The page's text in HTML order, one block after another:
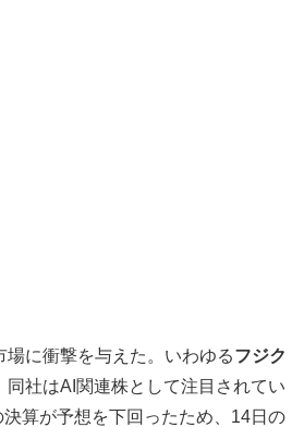
場に衝撃を与えた。いわゆるフジク
同社はAI関連株として注目されてい
算が予想を下回ったため、14日の